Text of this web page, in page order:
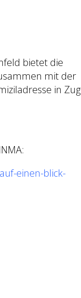
bietet die
mit der
in Zug
einen-blick-